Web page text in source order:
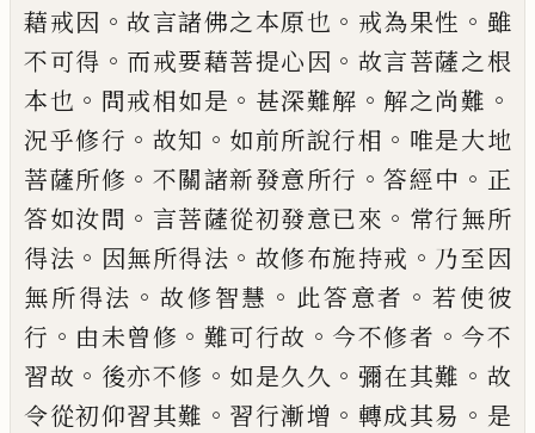
藉戒因 。故言諸佛之本原也 。 戒為果性 。 雖
不可得 。 而戒要藉菩提心因 。 故言菩薩之根
本也 。 問戒相如是 。 甚深難解 。 解之尚難 。
況乎修行 。 故知 。 如前所說行相 。 唯是大地
菩薩所修 。 不關諸新發意所行 。答經中 。 正
答如汝問 。 言菩薩從初發意已來 。 常行無所
得法 。 因無所得法 。 故修布施持戒 。 乃至因
無所得法 。 故修智慧 。 此答意者 。 若使彼
行 。 由未曾修 。 難可行故 。 今不修者 。 今不
習故 。 後亦不修 。 如是久久 。 彌在其難 。 故
令從初仰習其難 。 習行漸增 。 轉成其易 。 是